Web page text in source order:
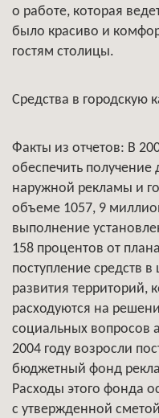
о работе, которая
было красиво и
гостям столицы.
Средства в городскую
Факты из отчетов: В
обеспечить
наружной рекламы и
объеме 1057, 9
выполнение
158 процентов от
поступление средств
развития территорий,
расходуются на
социальных вопросов
2004 году возросли
бюджетный фонд
Расходы этого фонда
с утвержденной